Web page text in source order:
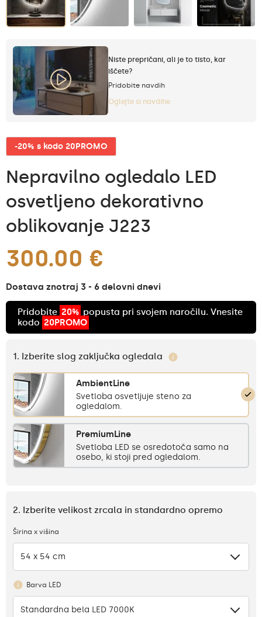
Niste prepričani, ali je to tisto, kar
iščete?
Pridobite navdih
Oglejte si navdihe
-20% s kodo 20PROMO
Nepravilno ogledalo LED
osvetljeno dekorativno
oblikovanje J223
300.00 €
Dostava znotraj 3 - 6 delovni dnevi
Pridobite 20% popusta pri svojem naročilu. Vnesite
kodo 20PROMO
1. Izberite slog zaključka ogledala
AmbientLine
Svetloba osvetljuje steno za
ogledalom.
PremiumLine
Svetloba LED se osredotoča samo na
osebo, ki stoji pred ogledalom.
2. Izberite velikost zrcala in standardno opremo
Širina x višina
54 x 54 cm
Barva LED
Standardna bela LED 7000K